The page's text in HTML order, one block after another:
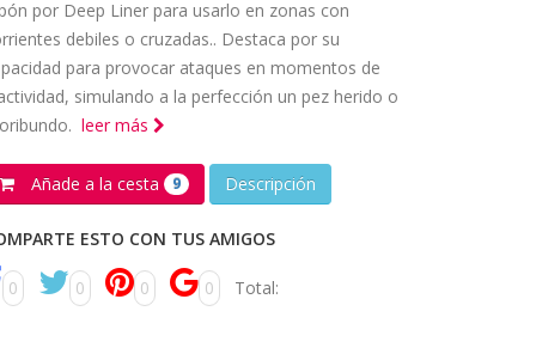
por Deep Liner para usarlo en zonas con
debiles o cruzadas.. Destaca por su
para provocar ataques en momentos de
simulando a la perfección un pez herido o
leer más
Añade a la cesta 9 Descripción
ESTO CON TUS AMIGOS
0 0 0 0 Total: